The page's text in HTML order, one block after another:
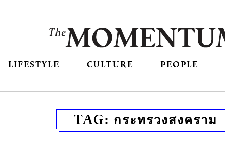
LIFESTYLE CULTURE PEOPLE
TAG: กระทรวงสงคราม